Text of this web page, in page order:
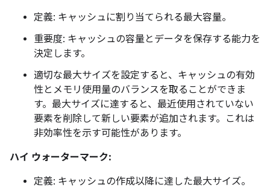
定義: キャッシュに割り当てられる最大容量。
重要度: キャッシュの容量とデータを保存する能力を
決定します。
適切な最大サイズを設定すると、キャッシュの有効
性とメモリ使用量のバランスを取ることができま
す。最大サイズに達すると、最近使用されていない
要素を削除して新しい要素が追加されます。これは
非効率性を示す可能性があります。
ハイ ウォーターマーク:
定義: キャッシュの作成以降に達した最大サイズ。